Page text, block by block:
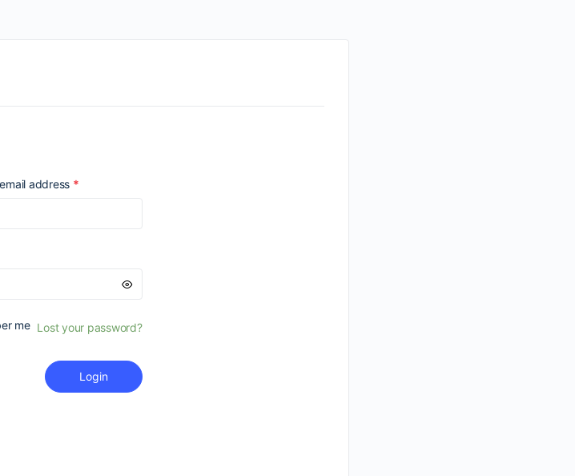
address *Required
me Lost your password?
Login